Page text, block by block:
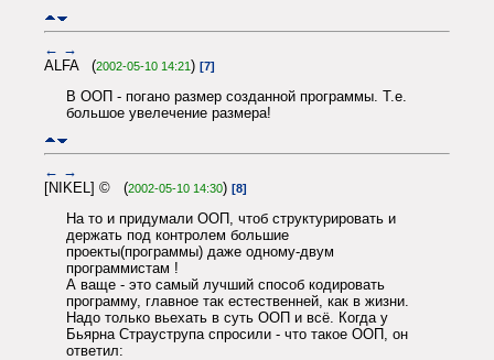
← →
ALFA (2002-05-10 14:21) [7]
В ООП - погано размер созданной программы. Т.е.
большое увелечение размера!
← →
[NIKEL] © (2002-05-10 14:30) [8]
На то и придумали ООП, чтоб структурировать и
держать под контролем большие
проекты(программы) даже одному-двум
программистам !
А ваще - это самый лучший способ кодировать
программу, главное так естественней, как в жизни.
Надо только вьехать в суть ООП и всё. Когда у
Бьярна Страуструпа спросили - что такое ООП, он
ответил: